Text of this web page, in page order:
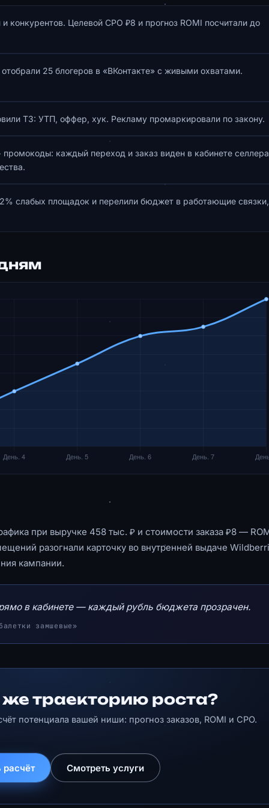
конкурентов. Целевой CPO ₽8 и прогноз ROMI посчитали до
25 блогеров в «ВКонтакте» с живыми охватами.
ТЗ: УТП, оффер, хук. Рекламу промаркировали по закону.
каждый переход и заказ виден в кабинете
слабых площадок и перелили бюджет в работающие связки,
при выручке 458 тыс. ₽ и стоимости заказа ₽8 —
разогнали карточку во внутренней выдаче
кампании.
в кабинете — каждый рубль бюджета прозрачен.
замшевые»
траекторию роста?
потенциала вашей ниши: прогноз заказов, ROMI и CPO.
Смотреть услуги